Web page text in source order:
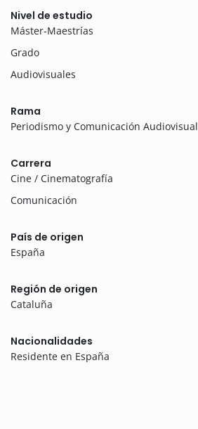
Nivel de estudio
Máster-Maestrías
Grado
Audiovisuales
Rama
Periodismo y Comunicación Audiovisual
Carrera
Cine / Cinematografía
Comunicación
País de origen
España
Región de origen
Cataluña
Nacionalidades
Residente en España